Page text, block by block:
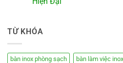
TỪ KHÓA
bàn inox phòng sạch bàn làm việc inox